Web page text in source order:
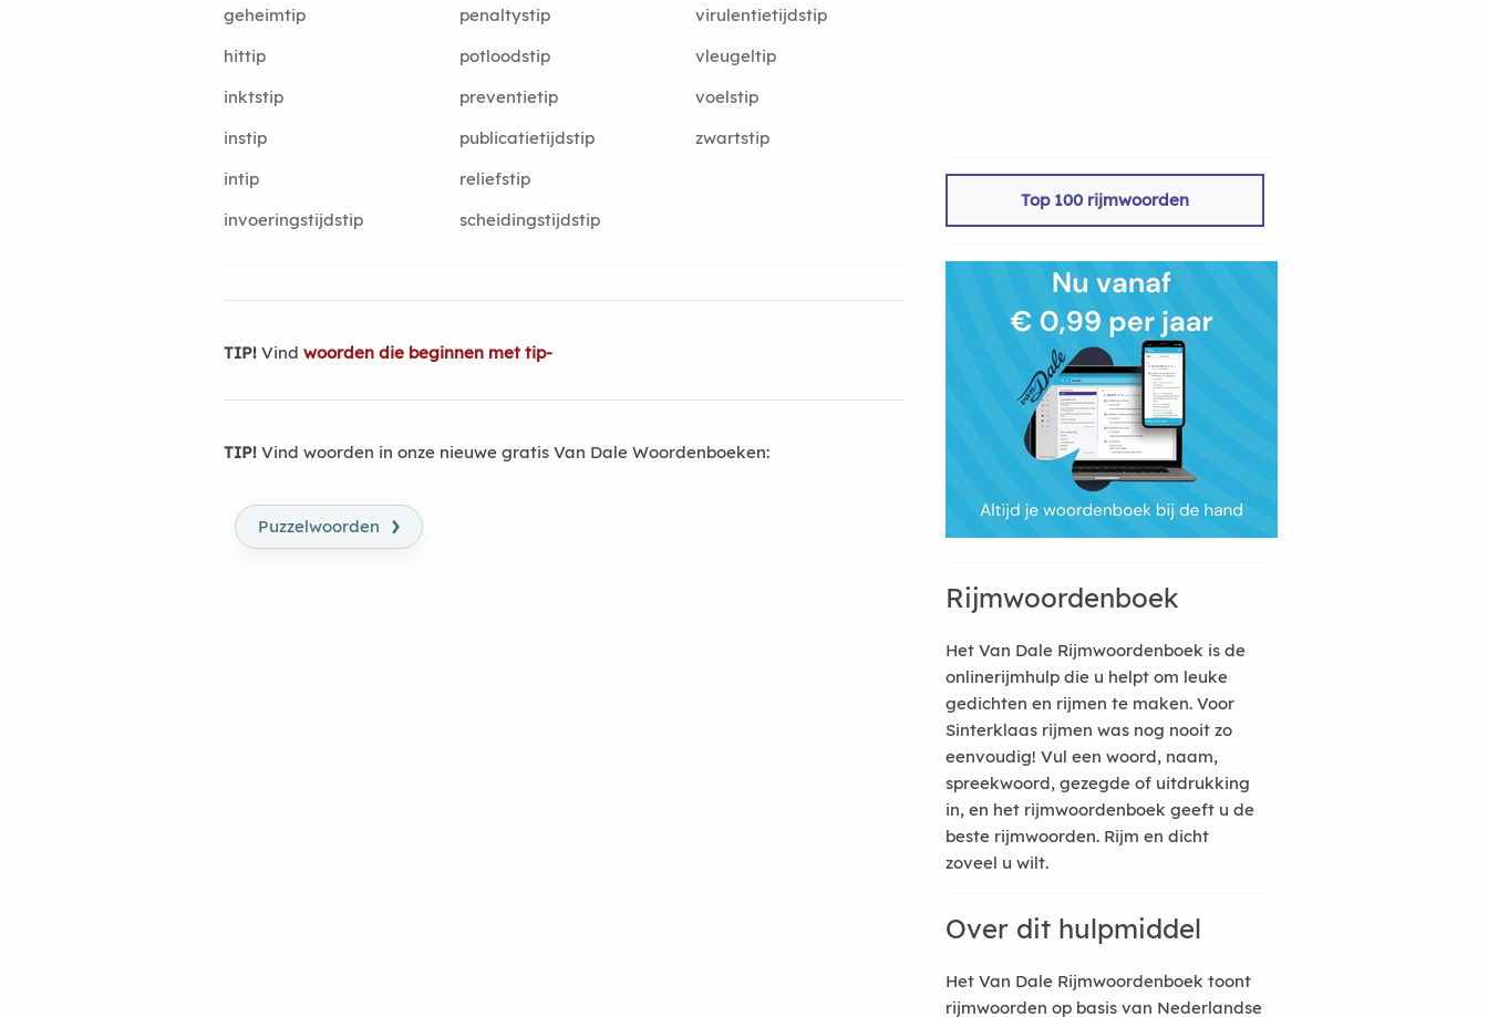
geheimtip
penaltystip
virulentietijdstip
hittip
potloodstip
vleugeltip
inktstip
preventietip
voelstip
instip
publicatietijdstip
zwartstip
intip
reliefstip
invoeringstijdstip
scheidingstijdstip
TIP! Vind woorden die beginnen met tip-
TIP! Vind woorden in onze nieuwe gratis Van Dale Woordenboeken:
Puzzelwoorden ›
Top 100 rijmwoorden
Rijmwoordenboek
Het Van Dale Rijmwoordenboek is de
onlinerijmhulp die u helpt om leuke
gedichten en rijmen te maken. Voor
Sinterklaas rijmen was nog nooit zo
eenvoudig! Vul een woord, naam,
spreekwoord, gezegde of uitdrukking
in, en het rijmwoordenboek geeft u de
beste rijmwoorden. Rijm en dicht
zoveel u wilt.
Over dit hulpmiddel
Het Van Dale Rijmwoordenboek toont
rijmwoorden op basis van Nederlandse